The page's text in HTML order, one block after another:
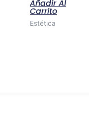
Añadir Al
Carrito
Estética